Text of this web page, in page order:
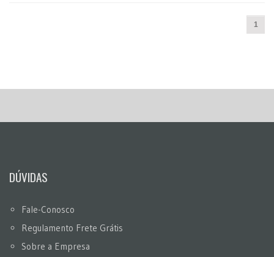
1
DÚVIDAS
Fale-Conosco
Regulamento Frete Grátis
Sobre a Empresa